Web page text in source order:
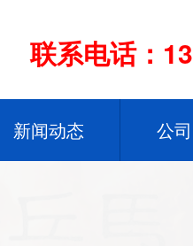
联系电话：
新闻动态 公